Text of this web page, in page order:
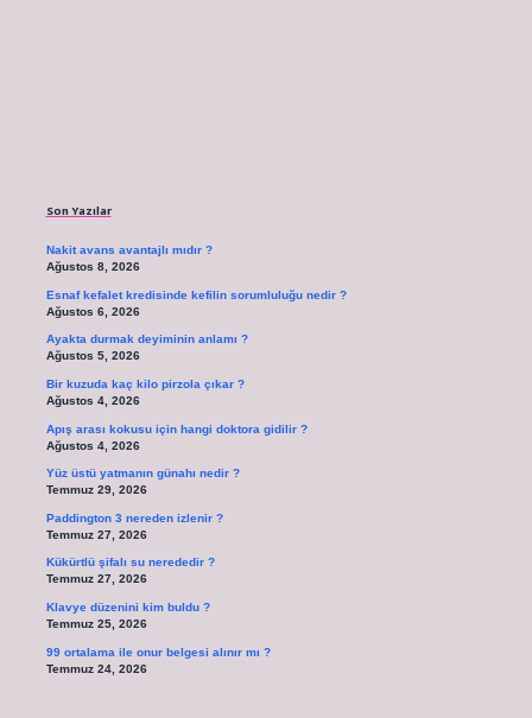
Son Yazılar
Nakit avans avantajlı mıdır ?
Ağustos 8, 2026
Esnaf kefalet kredisinde kefilin sorumluluğu nedir ?
Ağustos 6, 2026
Ayakta durmak deyiminin anlamı ?
Ağustos 5, 2026
Bir kuzuda kaç kilo pirzola çıkar ?
Ağustos 4, 2026
Apış arası kokusu için hangi doktora gidilir ?
Ağustos 4, 2026
Yüz üstü yatmanın günahı nedir ?
Temmuz 29, 2026
Paddington 3 nereden izlenir ?
Temmuz 27, 2026
Kükürtlü şifalı su nerededir ?
Temmuz 27, 2026
Klavye düzenini kim buldu ?
Temmuz 25, 2026
99 ortalama ile onur belgesi alınır mı ?
Temmuz 24, 2026